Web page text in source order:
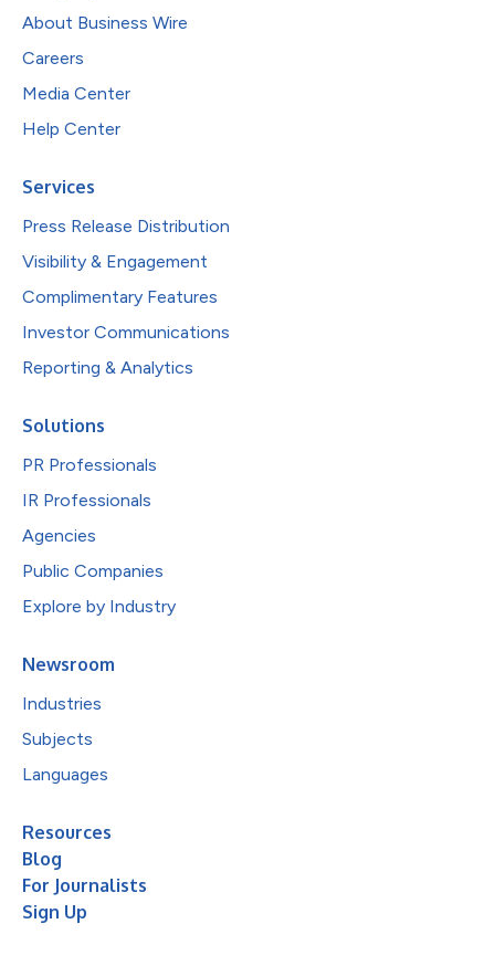
About Business Wire
Careers
Media Center
Help Center
Services
Press Release Distribution
Visibility & Engagement
Complimentary Features
Investor Communications
Reporting & Analytics
Solutions
PR Professionals
IR Professionals
Agencies
Public Companies
Explore by Industry
Newsroom
Industries
Subjects
Languages
Resources
Blog
For Journalists
Sign Up